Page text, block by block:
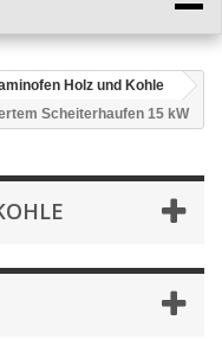
Holz und Kohle
Scheiterhaufen 15 kW